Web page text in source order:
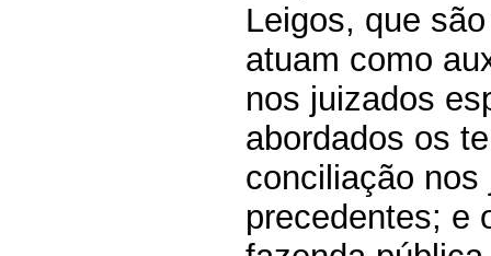
Leigos, que
atuam como
nos juizados
abordados os
conciliação
precedentes; e